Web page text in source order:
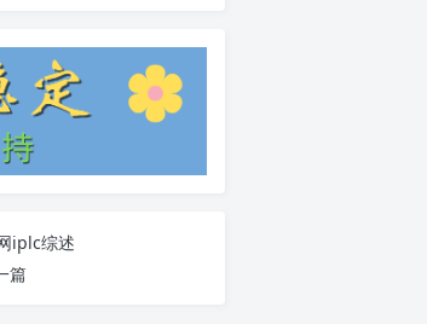
iplc综述
篇